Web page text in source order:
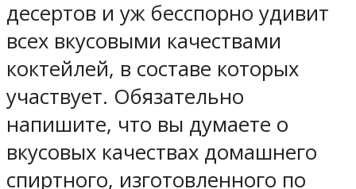
десертов и уж бесспорно удивит
всех вкусовыми качествами
коктейлей, в составе которых
участвует. Обязательно
напишите, что вы думаете о
вкусовых качествах домашнего
спиртного, изготовленного по